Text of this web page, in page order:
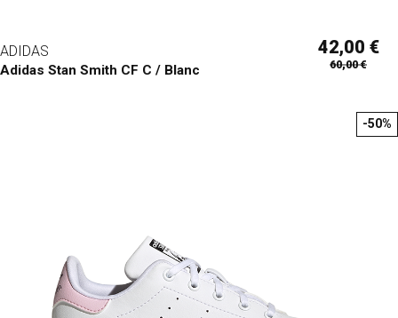
ADIDAS
Adidas Stan Smith CF C / Blanc
42,00 €
60,00 €
-50%